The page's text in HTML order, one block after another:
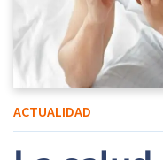
ACTUALIDAD